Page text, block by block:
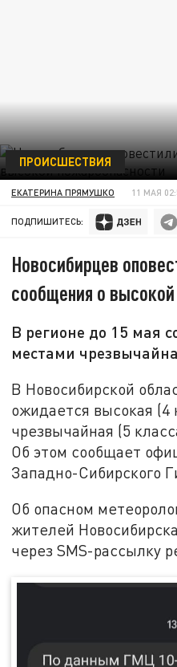
ПРОИСШЕСТВИЯ
ЕКАТЕРИНА ПРЯМУШКО 11 МАЯ
ПОДПИШИТЕСЬ:
Новосибирцев
сообщения о
В регионе до 15 мая
местами
В Новосибирской
ожидается высокая (4
чрезвычайная (5
Об этом сообщает
Западно-Сибирского
Об опасном
жителей
через SMS-рассылку